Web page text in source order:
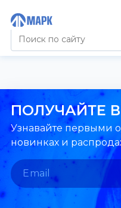
ПОЛУЧАЙТЕ
Узнавайте первыми
новинках и